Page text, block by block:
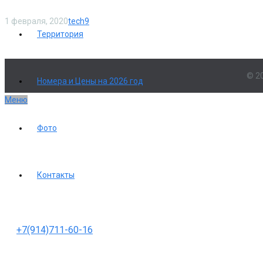
Территория
Номера и Цены на 2026 год
Фото
Контакты
+7(914)711-60-16
1 февраля, 2020tech9
©
Меню